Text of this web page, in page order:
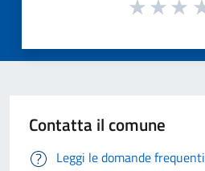
Contatta il comune
Leggi le domande frequenti